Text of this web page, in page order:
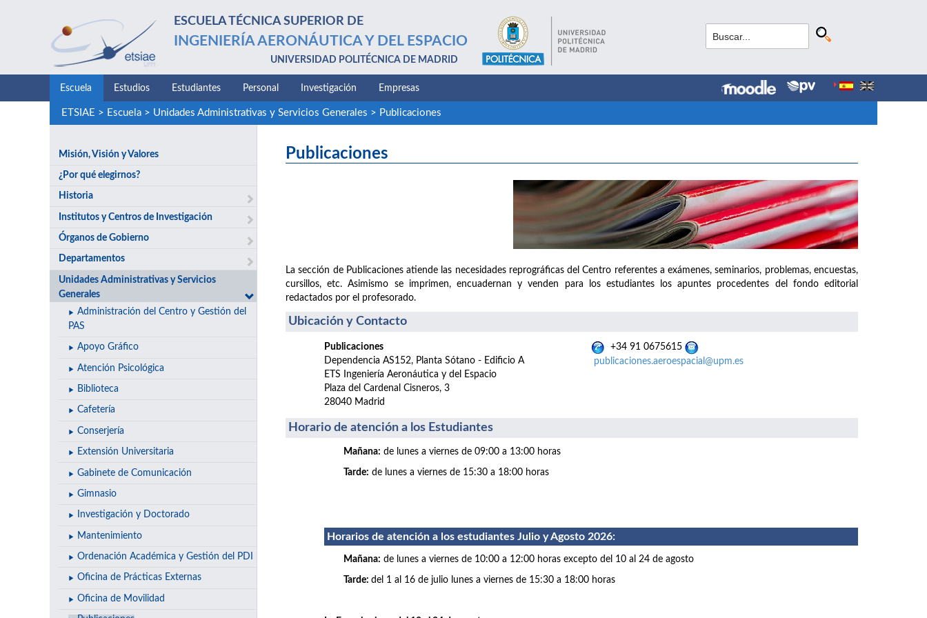
ESCUELA TÉCNICA SUPERIOR DE
INGENIERÍA AERONÁUTICA Y DEL ESPACIO
UNIVERSIDAD POLITÉCNICA DE MADRID
Escuela Estudios Estudiantes Personal Investigación Empresas
ETSIAE > Escuela> Unidades Administrativas y Servicios Generales > Publicaciones
Misión, Visión y Valores
¿Por qué elegirnos?
Historia
Institutos y Centros de Investigación
Órganos de Gobierno
Departamentos
Unidades Administrativas y Servicios
Generales
Administración del Centro y Gestión del
PAS
Apoyo Gráfico
Atención Psicológica
Biblioteca
Cafetería
Conserjería
Extensión Universitaria
Gabinete de Comunicación
Gimnasio
Investigación y Doctorado
Mantenimiento
Ordenación Académica y Gestión del PDI
Oficina de Prácticas Externas
Oficina de Movilidad
Publicaciones
La sección de Publicaciones atiende las necesidades reprográficas del Centro referentes a exámenes, seminarios, problemas, encuestas,
cursillos, etc. Asimismo se imprimen, encuadernan y venden para los estudiantes los apuntes procedentes del fondo editorial
redactados por el profesorado.
Ubicación y Contacto
Publicaciones
Dependencia AS152, Planta Sótano - Edificio A
ETS Ingeniería Aeronáutica y del Espacio
Plaza del Cardenal Cisneros, 3
28040 Madrid
+34 91 0675615
publicaciones.aeroespacial@upm.es
Horario de atención a los Estudiantes
Mañana: de lunes a viernes de 09:00 a 13:00 horas
Tarde: de lunes a viernes de 15:30 a 18:00 horas
Horarios de atención a los estudiantes Julio y Agosto 2026:
Mañana: de lunes a viernes de 10:00 a 12:00 horas excepto del 10 al 24 de agosto
Tarde: del 1 al 16 de julio lunes a viernes de 15:30 a 18:00 horas